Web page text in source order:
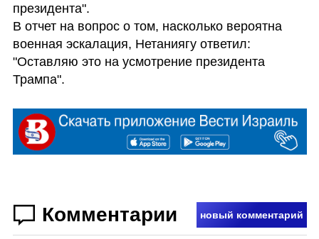
президента".
В отчет на вопрос о том, насколько вероятна
военная эскалация, Нетаниягу ответил:
"Оставляю это на усмотрение президента
Трампа".
Комментарии новый комментарий